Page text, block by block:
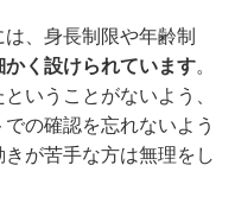
、身長制限や年齢制
く設けられています。
いうことがないよう、
の確認を忘れないよう
が苦手な方は無理をし